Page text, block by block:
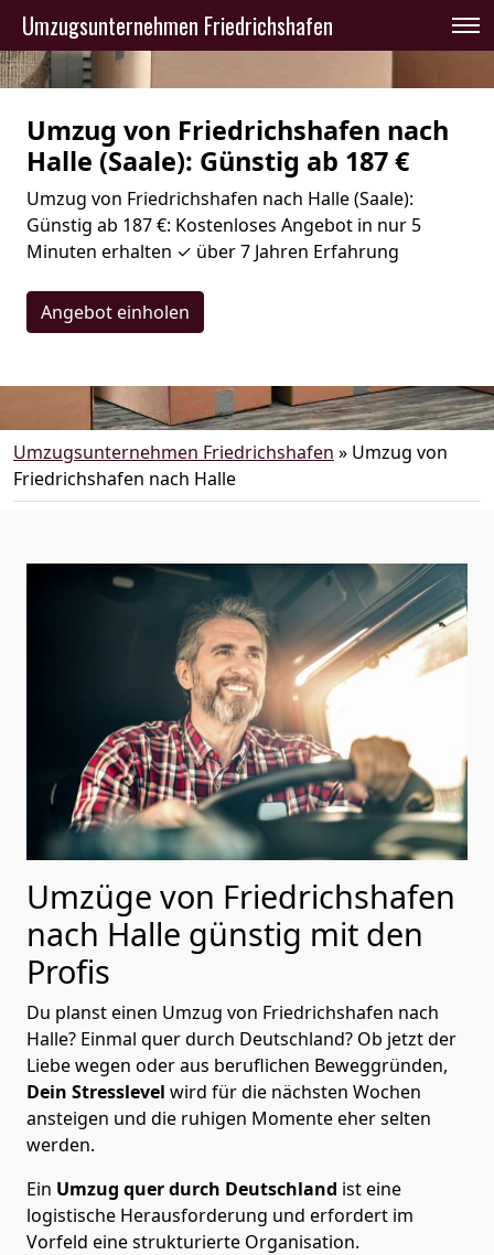
Umzugsunternehmen Friedrichshafen
Umzug von Friedrichshafen nach
Halle (Saale): Günstig ab 187 €
Umzug von Friedrichshafen nach Halle (Saale):
Günstig ab 187 €: Kostenloses Angebot in nur 5
Minuten erhalten ✓ über 7 Jahren Erfahrung
Angebot einholen
Umzugsunternehmen Friedrichshafen » Umzug von
Friedrichshafen nach Halle
Umzüge von Friedrichshafen
nach Halle günstig mit den
Profis
Du planst einen Umzug von Friedrichshafen nach
Halle? Einmal quer durch Deutschland? Ob jetzt der
Liebe wegen oder aus beruflichen Beweggründen,
Dein Stresslevel wird für die nächsten Wochen
ansteigen und die ruhigen Momente eher selten
werden.
Ein Umzug quer durch Deutschland ist eine
logistische Herausforderung und erfordert im
Vorfeld eine strukturierte Organisation.